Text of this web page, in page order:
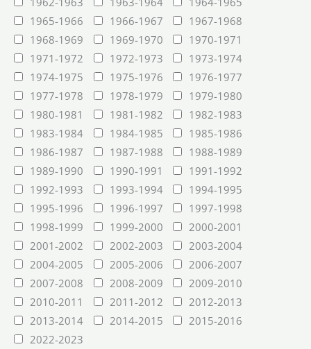
1965-1966
1966-1967
1967-1968
1968-1969
1969-1970
1970-1971
1971-1972
1972-1973
1973-1974
1974-1975
1975-1976
1976-1977
1977-1978
1978-1979
1979-1980
1980-1981
1981-1982
1982-1983
1983-1984
1984-1985
1985-1986
1986-1987
1987-1988
1988-1989
1989-1990
1990-1991
1991-1992
1992-1993
1993-1994
1994-1995
1995-1996
1996-1997
1997-1998
1998-1999
1999-2000
2000-2001
2001-2002
2002-2003
2003-2004
2004-2005
2005-2006
2006-2007
2007-2008
2008-2009
2009-2010
2010-2011
2011-2012
2012-2013
2013-2014
2014-2015
2015-2016
2022-2023